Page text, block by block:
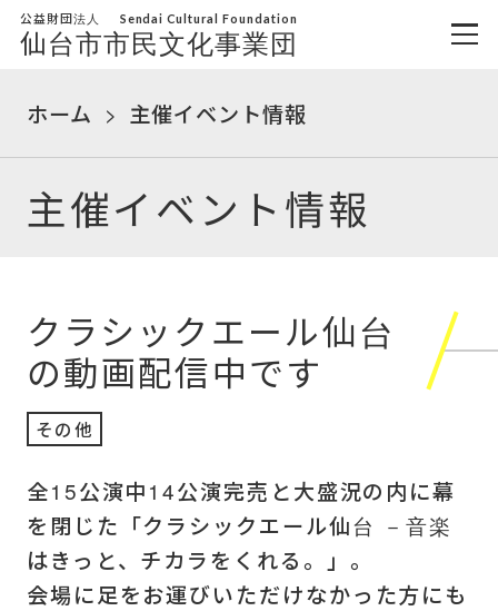
公益財団法人 Sendai Cultural Foundation
仙台市市民文化事業団
ホーム 主催イベント情報
主催イベント情報
クラシックエール仙台
の動画配信中です
その他
全15公演中14公演完売と大盛況の内に幕
を閉じた「クラシックエール仙台 －音楽
はきっと、チカラをくれる。」。
会場に足をお運びいただけなかった方にも